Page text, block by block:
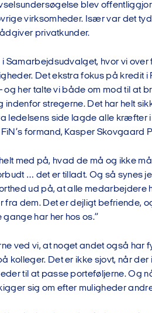
blev
virksomheder. Især var det
privatkunder.
i Samarbejdsudvalget, hvor vi
Det ekstra fokus på kredit i
og her talte vi både om mod til at
indenfor stregerne. Det har helt
ledelsens side lagde alle kræfter
formand, Kasper Skovgaard
med på, hvad de må og ikke
… det er tilladt. Og så synes
ud på, at alle medarbejdere
fra dem. Det er dejligt befriende,
har her hos os.”
ved vi, at noget andet også har
kolleger. Det er ikke sjovt, når
til at passe porteføljerne. Og
sig om efter muligheder